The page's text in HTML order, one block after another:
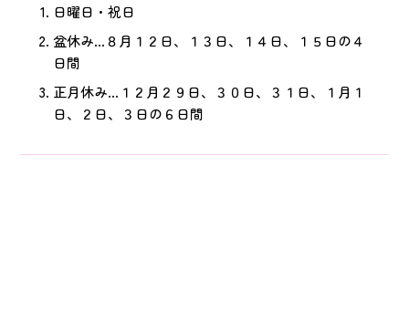
日曜日・祝日
盆休み…８月１２日、１３日、１４日、１５日の４
日間
正月休み…１２月２９日、３０日、３１日、１月１
日、２日、３日の６日間